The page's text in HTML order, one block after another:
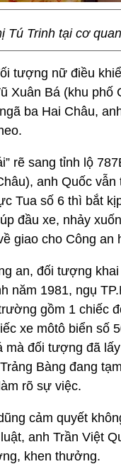
Tú Trinh tại cơ
tượng nữ điều
Xuân Bá (khu phố
ba Hai Châu,
rẽ sang tỉnh lộ
anh Quốc vẫn
Tua số 6 thì bắt
đầu xe, nhảy
giao cho Công an
an, đối tượng
năm 1981, ngụ
gồm 1 chiếc
xe môtô biển số
mà đối tượng đã
Bàng đang
rõ sự việc.
cảm quyết
anh Trần Việt
khen thưởng.